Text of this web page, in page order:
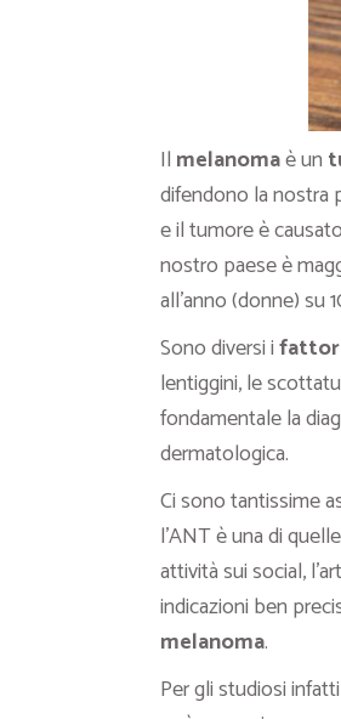
Il melanomaè un
difendono la nostra
e il tumore è
nostro paese è
all’anno (donne) su
Sono diversi i
lentiggini, le
fondamentale la
dermatologica.
Ci sono tantissime
l’ANT è una di
attività sui social,
indicazioni ben
melanoma.
Per gli studiosi